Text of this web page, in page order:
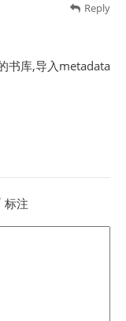
Reply
书库,导入metadata
标注